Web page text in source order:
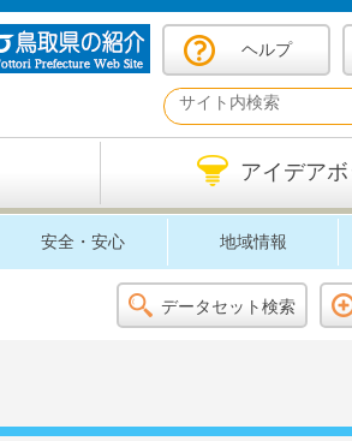
ヘルプ
アイデア
安全・安心 地域情報
データセット検索